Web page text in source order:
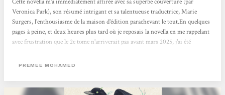
Cette novella m'a immédiatement attirée avec sa superbe couverture (par
Veronica Park), son résumé intrigant et sa talentueuse traductrice, Marie
Surgers, l'enthousiasme de la maison d'édition parachevant le tout.En quelques
pages à peine, et deux heures plus tard où je reposais la novella en me rappelant
avec frustration que le 2e tome n'arriverait pas avant mars 2025, j'ai été
son héroïne et vivre ses questionnements et ses peurs comme si c'était les
PREMEE MOHAMED